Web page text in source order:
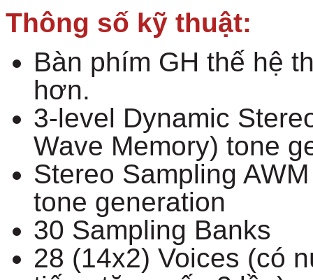
Thông số kỹ thuật:
Bàn phím GH thế hệ
hơn.
3-level Dynamic
Wave Memory) tone
Stereo Sampling
tone generation
30 Sampling Banks
28 (14x2) Voices (có